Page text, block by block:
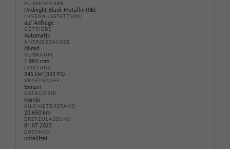
AUSSENFARBE
Midnight Black Metallic (0E)
INNENAUSSTATTUNG
auf Anfrage
GETRIEBE
Automatik
ANTRIEBSACHSE
Allrad
HUBRAUM
1.984 ccm
LEISTUNG
245 kW (333 PS)
KRAFTSTOFF
Benzin
KATEGORIE
Kombi
KILOMETERSTAND
20.650 km
ERSTZULASSUNG
01.07.2025
ZUSTAND
unfallfrei